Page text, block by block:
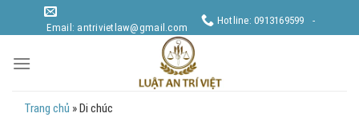
Email: antrivietlaw@gmail.com
Hotline: 0913169599 -
Trang chủ »Di chúc